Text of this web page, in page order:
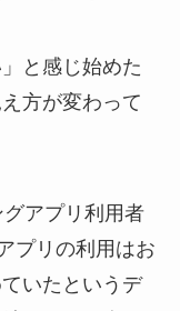
と感じ始めた
方が変わって
アプリ利用者
プリの利用はお
いたというデ